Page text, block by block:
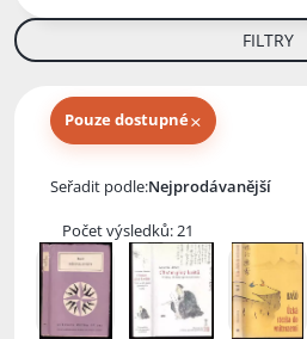
FILTRY
Pouze dostupné×
Seřadit podle:
Počet výsledků: 21